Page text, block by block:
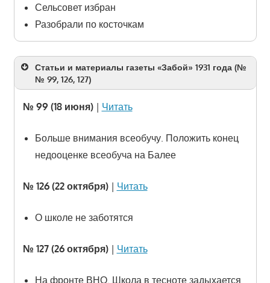
Сельсовет избран
Разобрали по косточкам
Статьи и материалы газеты «Забой» 1931 года (№
№ 99, 126, 127)
№ 99 (18 июня)| Читать
Больше внимания всеобучу. Положить конец
недооценке всеобуча на Балее
№ 126 (22 октября)| Читать
О школе не заботятся
№ 127 (26 октября)| Читать
На фронте ВНО. Школа в тесноте задыхается